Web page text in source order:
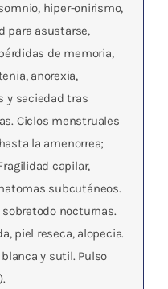
hiper-onirismo,
para asustarse,
de memoria,
anorexia,
y saciedad tras
Ciclos menstruales
la amenorrea;
capilar,
subcutáneos.
nocturnas.
piel reseca, alopecia.
y sutil. Pulso